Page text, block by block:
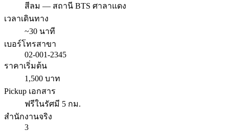
สีลม — สถานี BTS ศาลาแดง
เวลาเดินทาง
~30 นาที
เบอร์โทรสาขา
02-001-2345
ราคาเริ่มต้น
1,500 บาท
Pickup เอกสาร
ฟรีในรัศมี 5 กม.
สำนักงานจริง
3